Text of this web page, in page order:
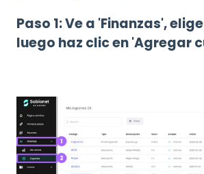
Paso 1: Ve a 'Finanzas',
luego haz clic en 'Agregar